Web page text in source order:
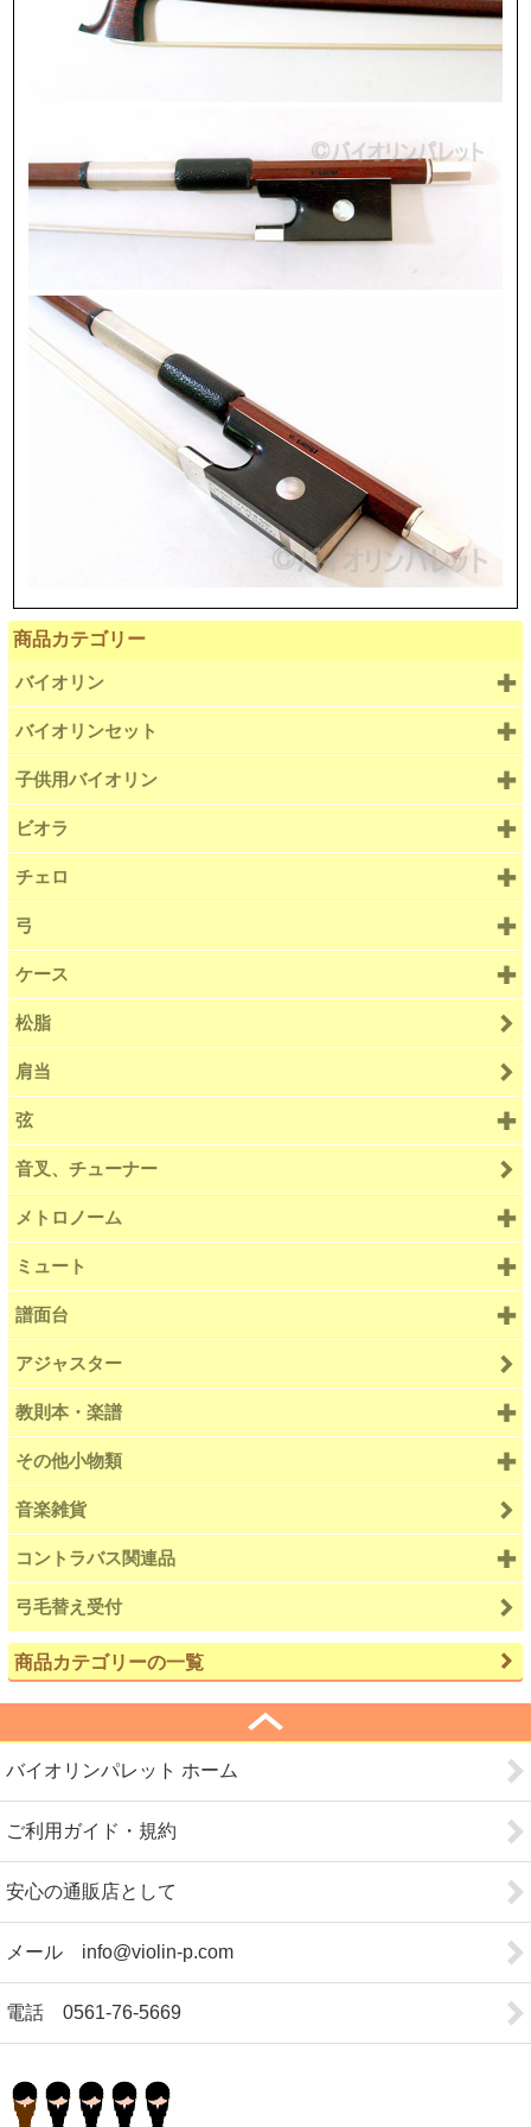
商品カテゴリー
バイオリン
バイオリンセット
子供用バイオリン
ビオラ
チェロ
弓
ケース
松脂
肩当
弦
音叉、チューナー
メトロノーム
ミュート
譜面台
アジャスター
教則本・楽譜
その他小物類
音楽雑貨
コントラバス関連品
弓毛替え受付
商品カテゴリーの一覧
バイオリンパレット ホーム
ご利用ガイド・規約
安心の通販店として
メール info@violin-p.com
電話 0561-76-5669